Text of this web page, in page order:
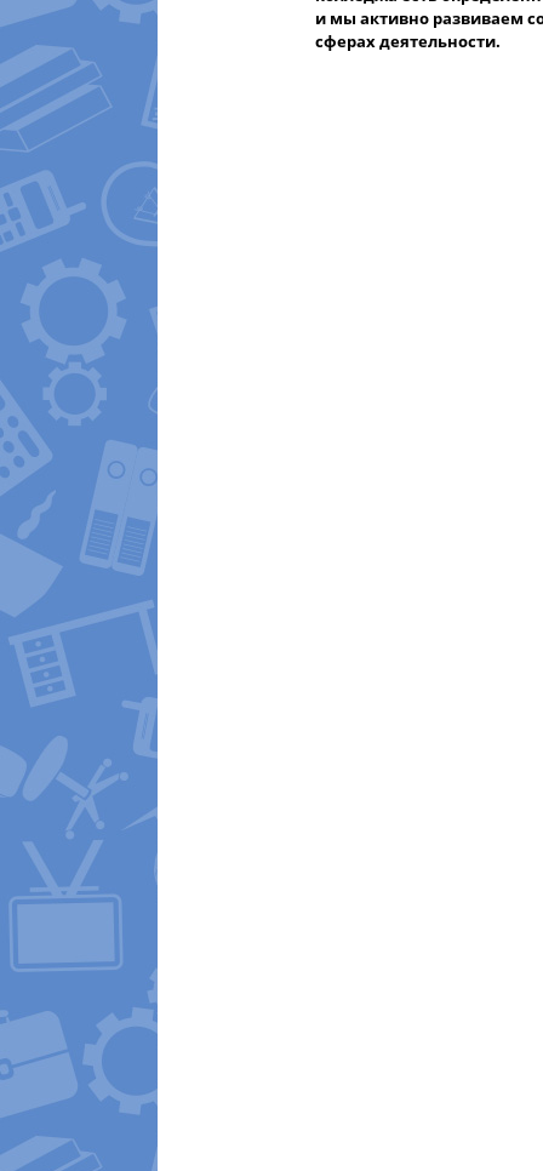
и мы активно развиваем
сферах деятельности.